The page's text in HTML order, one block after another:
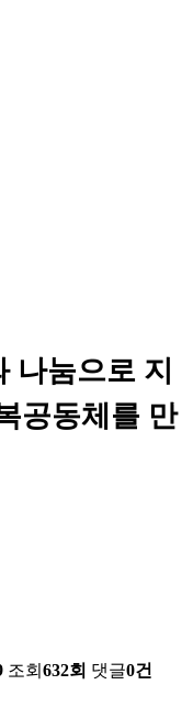
나눔으로 지
공동체를 만
조회 632회 댓글0건